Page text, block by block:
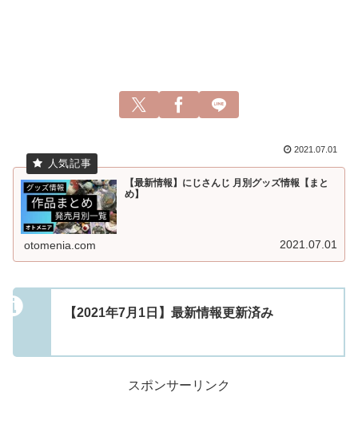
2021.07.01
【最新情報】にじさんじ 月別グッズ情報【まと
め】
otomenia.com 2021.07.01
【2021年7月1日】最新情報更新済み
スポンサーリンク